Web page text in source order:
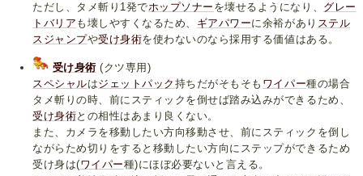
ただし、タメ斬り1発でホップソナー を壊せるようになり、 グレー
トバリア も壊しやすくなるため、 ギアパワーに余裕があり ステル
スジャンプや受け身術を使わないのなら採用する価値はある。
受け身術 (クツ専用)
スペシャルはジェットパック 持ちだがそもそも ワイパー種の場合
タメ斬りの時、前にスティックを倒せば踏み込みができるため、
受け身術との相性はあまり良くない。
また、カメラを移動したい方向移動させ、前にスティックを倒し
ながらため切りをすると移動したい方向にステップができるため
受け身は(ワイパー種)にほぼ必要ないと言える。